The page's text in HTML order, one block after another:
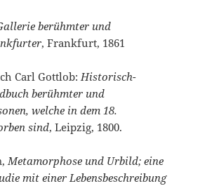
berühmter und
, Frankfurt, 1861
Carl Gottlob: Historisch-
berühmter und
welche in dem 18.
sind, Leipzig, 1800.
Metamorphose und Urbild; eine
mit einer Lebensbeschreibung